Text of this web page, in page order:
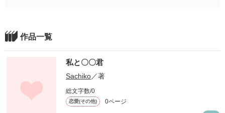
作品一覧
私と〇〇君
Sachiko／著
総文字数/0
恋愛(その他) 0ページ